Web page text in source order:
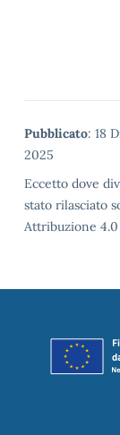
Pubblicato: 18
2025
Eccetto dove
stato rilasciato
Attribuzione